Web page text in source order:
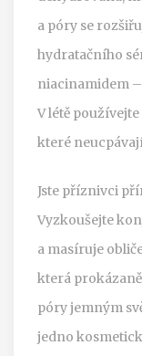
a póry se
hydratačního
niacinamidem
V létě
které
Jste příznivci
Vyzkoušejte
a masíruje
která
póry jemným
jedno